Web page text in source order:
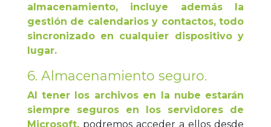
almacenamiento, incluye además la
gestión de calendarios y contactos, todo
sincronizado en cualquier dispositivo y
lugar.
6. Almacenamiento seguro.
Al tener los archivos en la nube estarán
siempre seguros en los servidores de
Microsoft,podremos acceder a ellos desde